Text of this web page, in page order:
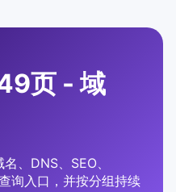
页 - 域
、DNS、SEO、
询入口，并按分组持续